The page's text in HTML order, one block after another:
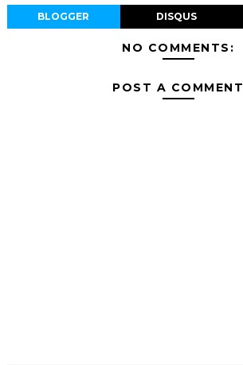
BLOGGER DISQUS
NO COMMENTS:
POST A COMMENT